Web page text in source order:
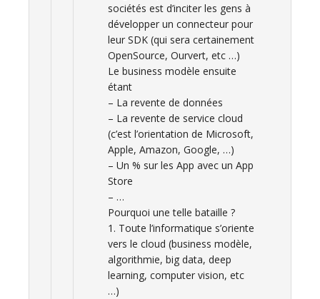
sociétés est d’inciter les gens à
développer un connecteur pour
leur SDK (qui sera certainement
OpenSource, Ourvert, etc …)
Le business modèle ensuite
étant
– La revente de données
– La revente de service cloud
(c’est l’orientation de Microsoft,
Apple, Amazon, Google, …)
– Un % sur les App avec un App
Store
– …
Pourquoi une telle bataille ?
1. Toute l’informatique s’oriente
vers le cloud (business modèle,
algorithmie, big data, deep
learning, computer vision, etc
…)